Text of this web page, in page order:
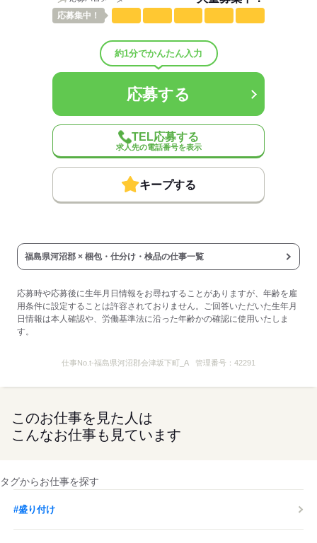
応募する
応募集中！
約1分でかんたん入力
応募する
TEL応募する
求人先の電話番号を表示
キープする
福島県河沼郡 × 梱包・仕分け・検品の仕事一覧
応募時や応募後に生年月日情報をお尋ねすることがありますが、年齢を雇
用条件に設定することは許容されておりません。ご回答いただいた生年月
日情報は本人確認や、労働基準法に沿った年齢かの確認に使用いたしま
す。
仕事No. t-福島県河沼郡会津坂下町_A 管理番号：42291
このお仕事を見た人は
こんなお仕事も見ています
タグからお仕事を探す
#盛り付け